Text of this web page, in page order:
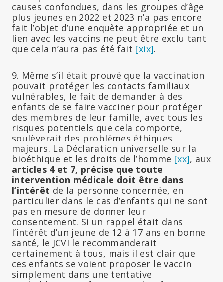
causes confondues, dans les groupes d’âge
plus jeunes en 2022 et 2023 n’a pas encore
fait l’objet d’une enquête appropriée et un
lien avec les vaccins ne peut être exclu tant
que cela n’aura pas été fait [xix].
9. Même s’il était prouvé que la vaccination
pouvait protéger les contacts familiaux
vulnérables, le fait de demander à des
enfants de se faire vacciner pour protéger
des membres de leur famille, avec tous les
risques potentiels que cela comporte,
soulèverait des problèmes éthiques
majeurs. La Déclaration universelle sur la
bioéthique et les droits de l’homme [xx], aux
articles 4 et 7, précise que toute
intervention médicale doit être dans
l’intérêt de la personne concernée, en
particulier dans le cas d’enfants qui ne sont
pas en mesure de donner leur
consentement. Si un rappel était dans
l’intérêt d’un jeune de 12 à 17 ans en bonne
santé, le JCVI le recommanderait
certainement à tous, mais il est clair que
ces enfants se voient proposer le vaccin
simplement dans une tentative